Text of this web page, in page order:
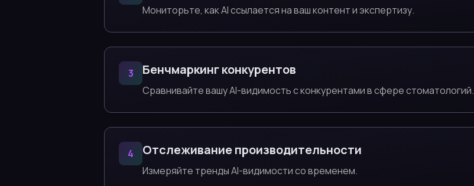
Мониторьте, как AI ссылается на ваш контент и экспертизу.
3 Бенчмаркинг конкурентов
Сравнивайте вашу AI-видимость с конкурентами в сфере стоматологий.
4 Отслеживание производительности
Измеряйте тренды AI-видимости со временем.